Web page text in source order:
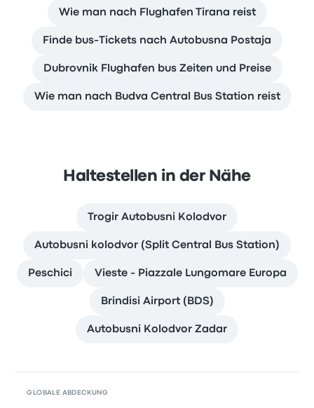
Wie man nach Flughafen Tirana reist
Finde bus-Tickets nach Autobusna Postaja
Dubrovnik Flughafen bus Zeiten und Preise
Wie man nach Budva Central Bus Station reist
Haltestellen in der Nähe
Trogir Autobusni Kolodvor
Autobusni kolodvor (Split Central Bus Station)
Peschici Vieste - Piazzale Lungomare Europa
Brindisi Airport (BDS)
Autobusni Kolodvor Zadar
GLOBALE ABDECKUNG